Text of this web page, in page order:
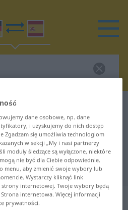
Hiszpański
Hiszpański
dane osobowe, np. dane
i uzyskujemy do nich dostęp
Zgadzam się umożliwia technologiom
w sekcji „My i nasi partnerzy
moduły śledzące są wyłączone, niektóre
nie być dla Ciebie odpowiednie.
menu, aby zmienić swoje wybory lub
Wystarczy kliknąć link
strony internetowej. Twoje wybory będą
internetowa. Więcej informacji
prywatności.